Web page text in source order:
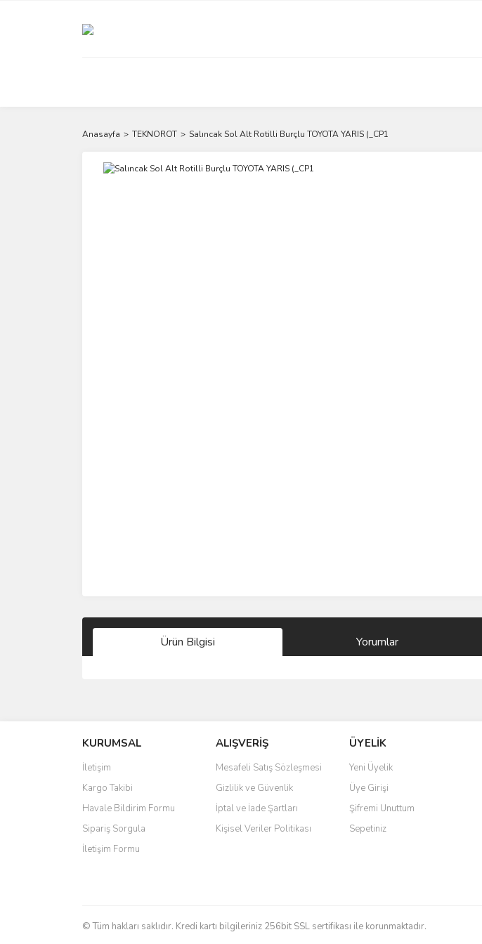
Anasayfa TEKNOROT Salıncak Sol Alt Rotilli Burçlu TOYOTA YARIS (_CP1
Ürün Bilgisi Yorumlar
Ürün resmi kalitesiz, bozuk veya görüntülenemiyor.
Ürün açıklamasında eksik bilgiler bulunuyor.
Ürün bilgilerinde hatalar bulunuyor.
Ürün fiyatı diğer sitelerden daha pahalı.
Bu ürüne benzer farklı alternatifler olmalı.
KURUMSAL
İletişim
Kargo Takibi
Havale Bildirim Formu
Sipariş Sorgula
İletişim Formu
ALIŞVERİŞ
Mesafeli Satış Sözleşmesi
Gizlilik ve Güvenlik
İptal ve İade Şartları
Kişisel Veriler Politikası
ÜYELİK
Yeni Üyelik
Üye Girişi
Şifremi Unuttum
Sepetiniz
© Tüm hakları saklıdır. Kredi kartı bilgileriniz 256bit SSL sertifikası ile korunmaktadır.